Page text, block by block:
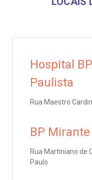
CEP: 01438-000 |
São Paulo - SP
de Sangue
de órgãos
Hospital
Paulista
Rua Maestro
BP Mirante
Rua Martiniano de
Paulo